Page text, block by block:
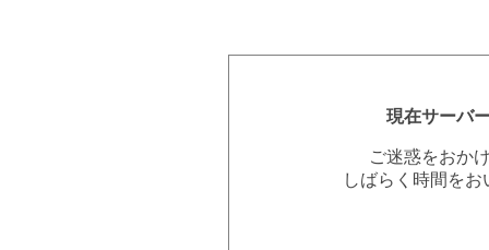
現在サーバ
ご迷惑をおか
しばらく時間を